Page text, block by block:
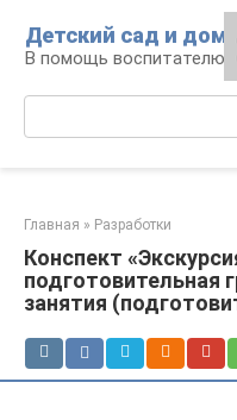
контенту
Детский сад и дом
В помощь воспитателю
Главная » Разработки
Конспект
подготовительная
занятия